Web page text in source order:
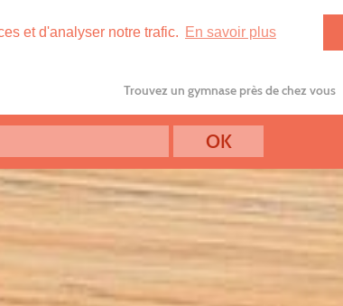
et d'analyser notre trafic. En savoir plus
Trouvez un gymnase près de chez vous